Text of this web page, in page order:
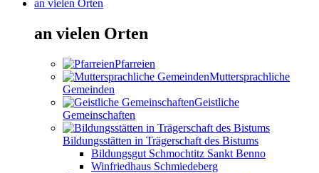
an vielen Orten
an vielen Orten
Pfarreien
Muttersprachliche
Gemeinden
Geistliche
Gemeinschaften
Bildungsstätten in Trägerschaft des Bistums
Bildungsgut Schmochtitz Sankt Benno
Winfriedhaus Schmiedeberg